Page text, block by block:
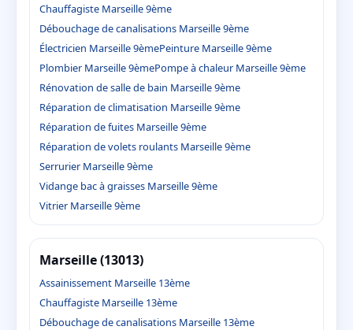
Chauffagiste Marseille 9ème
Débouchage de canalisations Marseille 9ème
Électricien Marseille 9èmePeinture Marseille 9ème
Plombier Marseille 9èmePompe à chaleur Marseille 9ème
Rénovation de salle de bain Marseille 9ème
Réparation de climatisation Marseille 9ème
Réparation de fuites Marseille 9ème
Réparation de volets roulants Marseille 9ème
Serrurier Marseille 9ème
Vidange bac à graisses Marseille 9ème
Vitrier Marseille 9ème
Marseille (13013)
Assainissement Marseille 13ème
Chauffagiste Marseille 13ème
Débouchage de canalisations Marseille 13ème